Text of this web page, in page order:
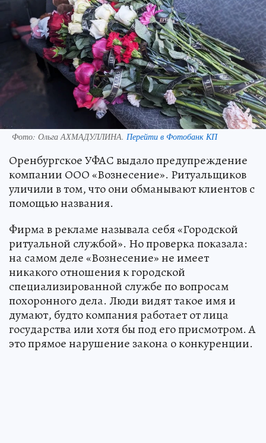
Фото: Ольга АХМАДУЛЛИНА. Перейти в Фотобанк КП
Оренбургское УФАС выдало предупреждение
компании ООО «Вознесение». Ритуальщиков
уличили в том, что они обманывают клиентов с
помощью названия.
Фирма в рекламе называла себя «Городской
ритуальной службой». Но проверка показала:
на самом деле «Вознесение» не имеет
никакого отношения к городской
специализированной службе по вопросам
похоронного дела. Люди видят такое имя и
думают, будто компания работает от лица
государства или хотя бы под его присмотром. А
это прямое нарушение закона о конкуренции.